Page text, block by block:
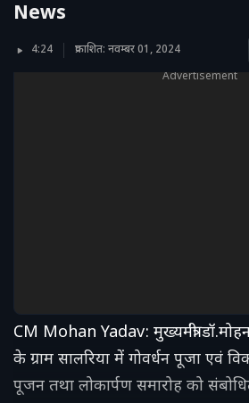
News
4:24 प्रकाशित: नवम्बर 01, 2024
Advertisement
CM Mohan Yadav: मुख्यमंत्री
के ग्राम सालरिया में गोवर्धन पूजा एवं
पूजन तथा लोकार्पण समारोह को